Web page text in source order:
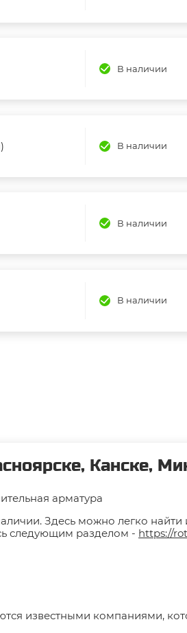
В наличии
В наличии
В наличии
В наличии
Канске,
арматура
Здесь можно легко
следующим разделом - https://
известными компаниями,